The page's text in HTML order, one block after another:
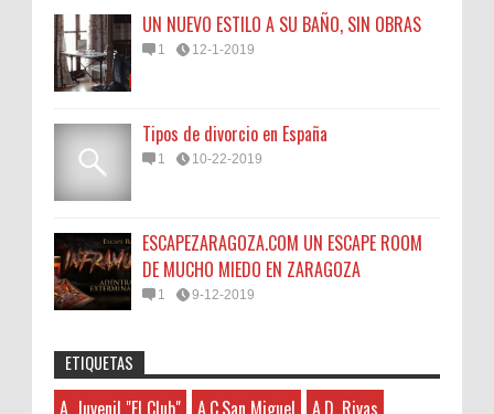
UN NUEVO ESTILO A SU BAÑO, SIN OBRAS
1 12-1-2019
Tipos de divorcio en España
1 10-22-2019
ESCAPEZARAGOZA.COM UN ESCAPE ROOM
DE MUCHO MIEDO EN ZARAGOZA
1 9-12-2019
Sorteamos un Lomo Ibérico de Bellota de
Anonymous:
3-7-2026
45N
A. Juvenil "El Club"
ETIQUETAS